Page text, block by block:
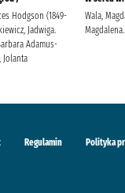
Hodgson (1849-
Jadwiga.
Adamus-
Jolanta
Wala,
Magdalena.
Regulamin Polityka